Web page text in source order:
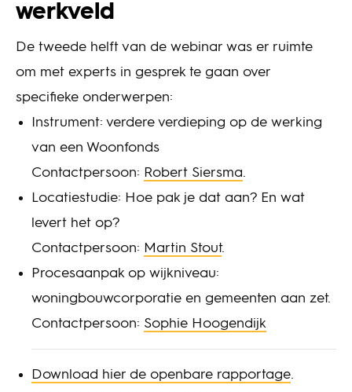
werkveld
De tweede helft van de webinar was er ruimte
om met experts in gesprek te gaan over
specifieke onderwerpen:
Instrument: verdere verdieping op de werking
van een Woonfonds
Contactpersoon: Robert Siersma.
Locatiestudie: Hoe pak je dat aan? En wat
levert het op?
Contactpersoon: Martin Stout.
Procesaanpak op wijkniveau:
woningbouwcorporatie en gemeenten aan zet.
Contactpersoon: Sophie Hoogendijk
Download hier de openbare rapportage.